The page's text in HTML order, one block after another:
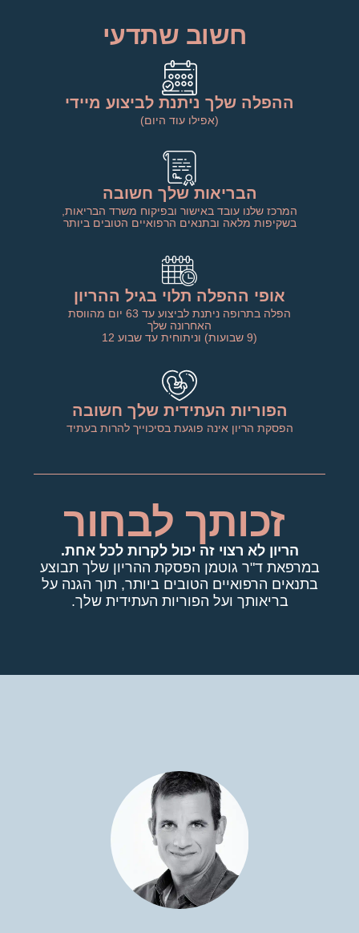
חשוב שתדעי
ההפלה שלך ניתנת לביצוע מיידי
(אפילו עוד היום)
הבריאות שלך חשובה
המרכז שלנו עובד באישור ובפיקוח משרד הבריאות,
בשקיפות מלאה ובתנאים הרפואיים הטובים ביותר
אופי ההפלה תלוי בגיל ההריון
הפלה בתרופה ניתנת לביצוע עד 63 יום מהווסת
האחרונה שלך
(9 שבועות) וניתוחית עד שבוע 12
הפוריות העתידית שלך חשובה
הפסקת הריון אינה פוגעת בסיכוייך להרות בעתיד
זכותך לבחור
הריון לא רצוי זה יכול לקרות לכל אחת.
במרפאת ד"ר גוטמן הפסקת ההריון שלך תבוצע
בתנאים הרפואיים הטובים ביותר, תוך הגנה על
בריאותך ועל הפוריות העתידית שלך.